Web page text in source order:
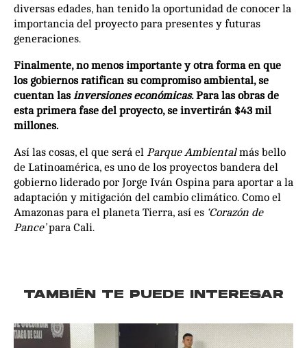
diversas edades, han tenido la oportunidad de conocer la
importancia del proyecto para presentes y futuras
generaciones.
Finalmente, no menos importante y otra forma en que
los gobiernos ratifican su compromiso ambiental, se
cuentan las inversiones económicas.Para las obras de
esta primera fase del proyecto, se invertirán $43 mil
millones.
Así las cosas, el que será el Parque Ambientalmás bello
de Latinoamérica, es uno de los proyectos bandera del
gobierno liderado por Jorge Iván Ospina para aportar a la
adaptación y mitigación del cambio climático. Como el
Amazonas para el planeta Tierra, así es ‘Corazón de
Pance’para Cali.
TAMBIÉN TE PUEDE INTERESAR